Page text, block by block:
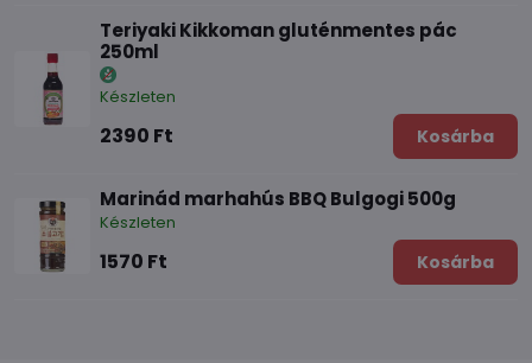
Teriyaki Kikkoman gluténmentes pác
250ml
Készleten
2390 Ft Kosárba
Marinád marhahús BBQ Bulgogi 500g
Készleten
1570 Ft Kosárba